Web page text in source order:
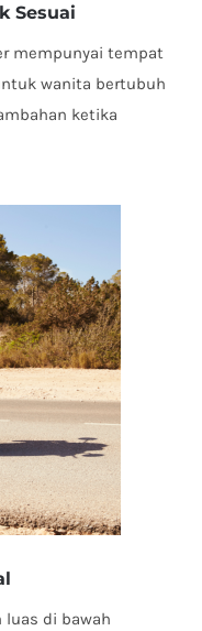
Sesuai
mempunyai tempat
wanita bertubuh
ketika
luas di bawah